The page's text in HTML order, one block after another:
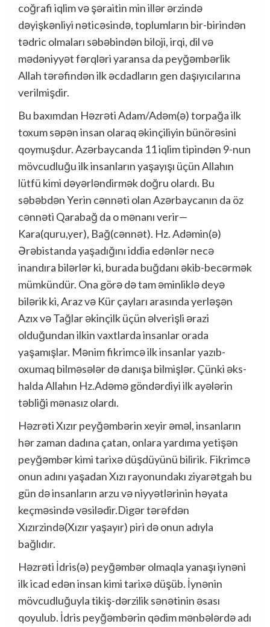
coğrafi iqlim və şəraitin min illər ərzində
dəyişkənliyi nəticəsində, toplumların bir-birindən
tədric olmaları səbəbindən biloji, irqi, dil və
mədəniyyət fərqləri yaransa da peyğəmbərlik
Allah tərəfindən ilk əcdadların gen daşıyıcılarına
verilmişdir.
Bu baxımdan Həzrəti Adam/Adəm(ə) torpağa ilk
toxum səpən insan olaraq əkinçiliyin bünörəsini
qoymuşdur. Azərbaycanda 11 iqlim tipindən 9-nun
mövcudluğu ilk insanların yaşayışı üçün Allahın
lütfü kimi dəyərləndirmək doğru olardı. Bu
səbəbdən Yerin cənnəti olan Azərbaycanın da öz
cənnəti Qarabağ da o mənanı verir—
Kara(quru,yer), Bağ(cənnət). Hz. Adəmin(ə)
Ərəbistanda yaşadığını iddia edənlər necə
inandıra bilərlər ki, burada buğdanı əkib-becərmək
mümkündür. Ona görə də tam əminliklə deyə
bilərik ki, Araz və Kür çayları arasında yerləşən
Azıx və Tağlar əkinçilk üçün əlverişli ərazi
olduğundan ilkin vaxtlarda insanlar orada
yaşamışlar. Mənim fikrimcə ilk insanlar yazıb-
oxumaq bilməsələr də danışa bilmişlər. Çünki əks-
halda Allahın Hz.Adəmə göndərdiyi ilk ayələrin
təbliği mənasız olardı.
Həzrəti Xızır peyğəmbərin xeyir əməl, insanların
hər zaman dadına çatan, onlara yardıma yetişən
peyğəmbər kimi tarixə düşdüyünü bilirik. Fikrimcə
onun adını yaşadan Xızı rayonundakı ziyarətgah bu
gün də insanların arzu və niyyətlərinin həyata
keçməsində vəsilədir.Digər tərəfdən
Xızırzində(Xızır yaşayır) piri də onun adıyla
bağlıdır.
Həzrəti İdris(ə) peyğəmbər olmaqla yanaşı iynəni
ilk icad edən insan kimi tarixə düşüb. İynənin
mövcudluğuyla tikiş-dərzilik sənətinin əsası
qoyulub. İdris peyğəmbərin qədim mənbələrdə adı